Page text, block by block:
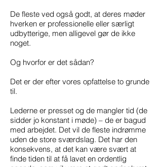
De fleste ved også godt, at deres møder
hverken er professionelle eller særligt
udbytterige, men alligevel gør de ikke
noget.
Og hvorfor er det sådan?
Det er der efter vores opfattelse to grunde
til.
Lederne er presset og de mangler tid (de
sidder jo konstant i møde) – de er bagud
med arbejdet. Det vil de fleste indrømme
uden de store sværdslag. Det har den
konsekvens, at det kan være svært at
finde tiden til at få lavet en ordentlig